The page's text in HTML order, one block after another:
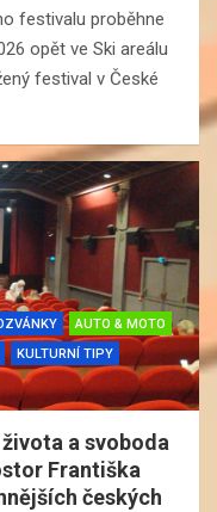
festivalu proběhne
opět ve Ski areálu
festival v České
AUTO & MOTO
KULTURNÍ TIPY
a svoboda
Františka
českých